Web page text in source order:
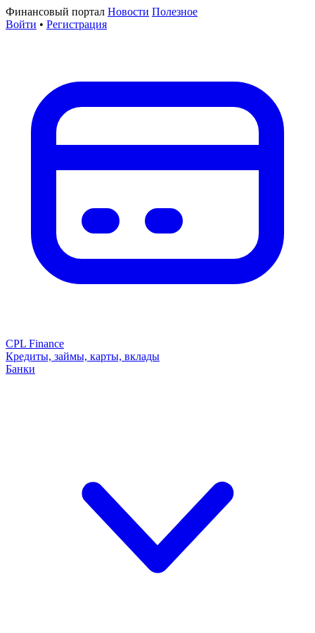
Финансовый портал Новости Полезное
Войти • Регистрация
CPL Finance
Кредиты, займы, карты, вклады
Банки